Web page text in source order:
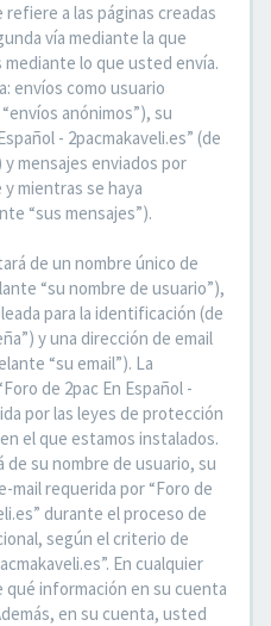
a las páginas creadas
vía mediante la que
lo que usted envía.
envíos como usuario
anónimos”), su
- 2pacmakaveli.es” (de
mensajes enviados por
mientras se haya
“sus mensajes”).
de un nombre único de
“su nombre de usuario”),
para la identificación (de
y una dirección de email
“su email”). La
de 2pac En Español -
por las leyes de protección
el que estamos instalados.
de su nombre de usuario, su
mail requerida por “Foro de
durante el proceso de
según el criterio de
En cualquier
información en su cuenta
en su cuenta, usted